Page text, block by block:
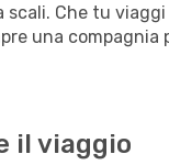
scali. Che tu
una
il viaggio